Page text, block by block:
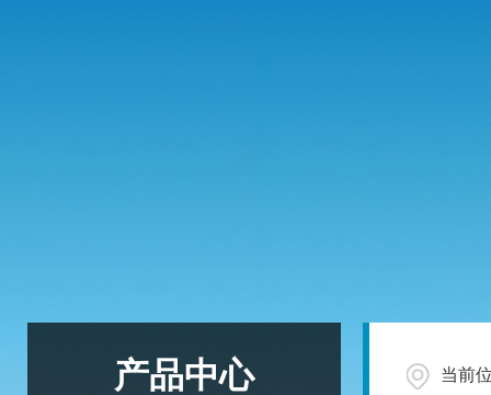
产品中心 当前